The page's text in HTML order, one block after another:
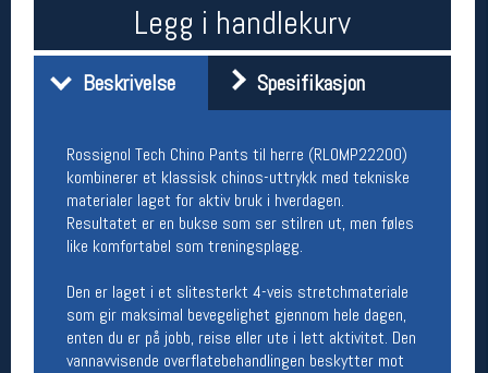
Legg i handlekurv
Beskrivelse Spesifikasjon
Rossignol Tech Chino Pants til herre (RLOMP22200)
kombinerer et klassisk chinos-uttrykk med tekniske
materialer laget for aktiv bruk i hverdagen.
Resultatet er en bukse som ser stilren ut, men føles
like komfortabel som treningsplagg.
Den er laget i et slitesterkt 4-veis stretchmateriale
som gir maksimal bevegelighet gjennom hele dagen,
enten du er på jobb, reise eller ute i lett aktivitet. Den
vannavvisende overflatebehandlingen beskytter mot
Åpningstider butikk
Man-Fredag:
11-18
Lørdag:
11-16
Team Oslo Sportslager
Magasinet
Medlemstilbud og aktiviteter
MELD DEG INN GRATIS
Åpningstider verkstedet
Man-Fredag:
11-18